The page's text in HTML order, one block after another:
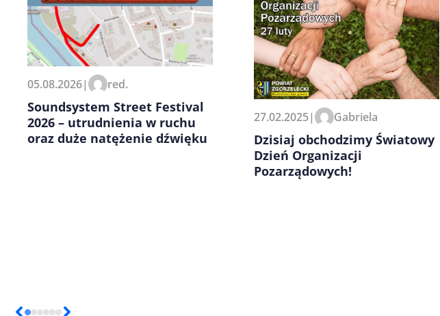
Zapamiętaj moje dane w tej przeglądarce podczas pisania
kolejnych komentarzy.
05.08.2026| red.
Soundsystem Street Festival
2026 – utrudnienia w ruchu
oraz duże natężenie dźwięku
27.02.2025| Gabriela
Dzisiaj obchodzimy Światowy
Dzień Organizacji
Pozarządowych!